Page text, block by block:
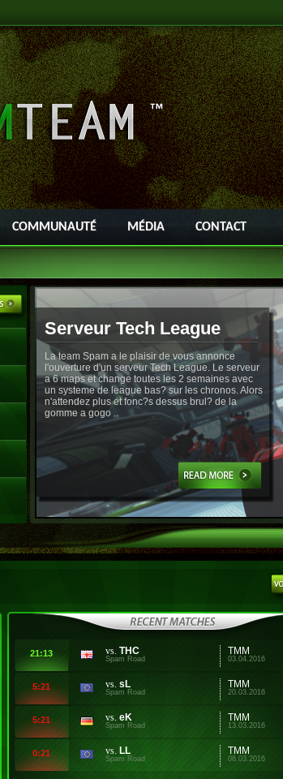
COMMUNAUTÉ MÉDIA CONTACT
Serveur Tech League
La team Spam a le plaisir de vous annonce
l'ouverture d'un serveur Tech League. Le serveur
a 6 maps et change toutes les 2 semaines avec
un systeme de league bas? sur les chronos. Alors
n'attendez plus et fonc?s dessus brul? de la
gomme a gogo ..
21:13 vs. THC
Spam Road
TMM
03.04.2016
5:21 vs. sL
Spam Road
TMM
20.03.2016
5:21 vs. eK
Spam Road
TMM
13.03.2016
0:21 vs. LL
Spam Road
TMM
06.03.2016